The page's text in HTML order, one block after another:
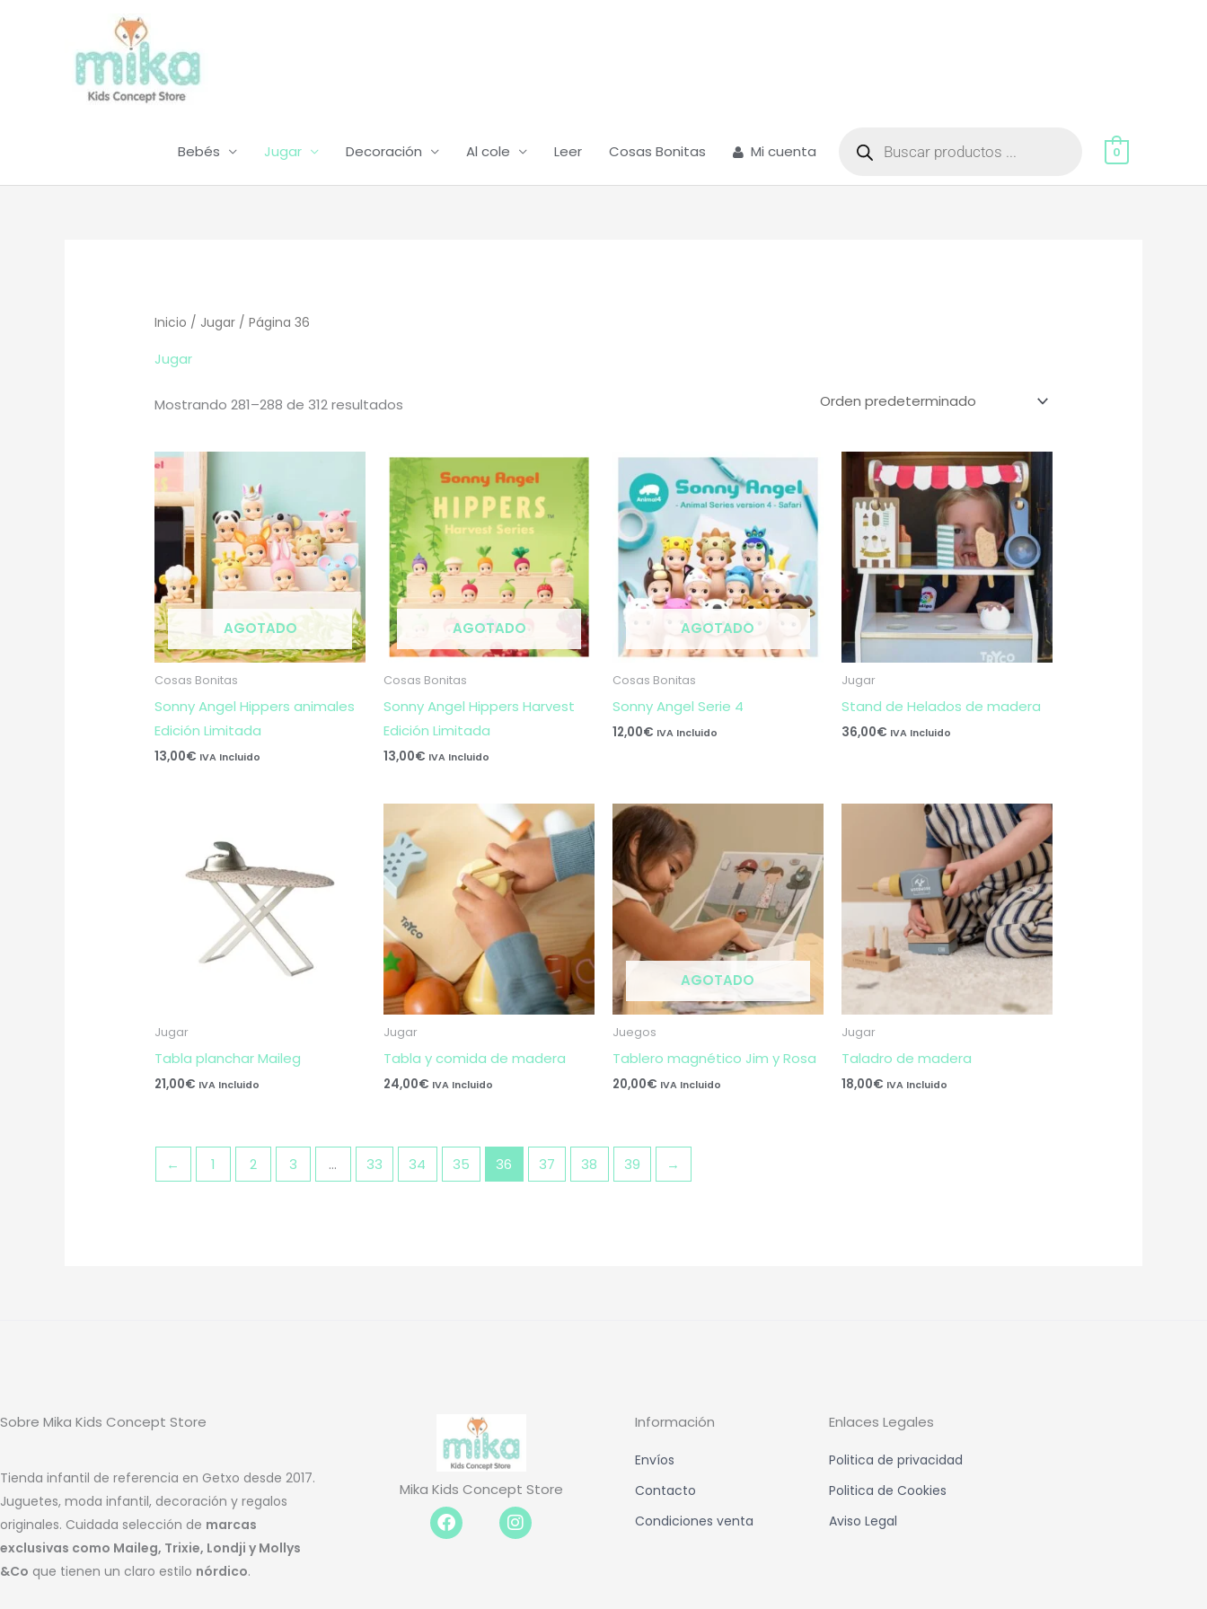
Bebés Jugar Decoración Al cole Leer Cosas Bonitas Mi cuenta productos 0
Inicio / Jugar / Página 36
Jugar
Mostrando 281–288 de 312 resultados
AGOTADO
Cosas Bonitas
Sonny Angel Hippers animales
Edición Limitada
13,00€ IVA Incluido
AGOTADO
Cosas Bonitas
Sonny Angel Hippers Harvest
Edición Limitada
13,00€ IVA Incluido
AGOTADO
Cosas Bonitas
Sonny Angel Serie 4
12,00€ IVA Incluido
Jugar
Stand de Helados de madera
36,00€ IVA Incluido
Jugar
Tabla planchar Maileg
21,00€ IVA Incluido
Jugar
Tabla y comida de madera
24,00€ IVA Incluido
AGOTADO
Juegos
Tablero magnético Jim y Rosa
20,00€ IVA Incluido
Jugar
Taladro de madera
18,00€ IVA Incluido
← 1 2 3 … 33 34 35 36 37 38 39 →
Sobre Mika Kids Concept Store
Tienda infantil de referencia en Getxo desde 2017.
Juguetes, moda infantil, decoración y regalos
originales. Cuidada selección de marcas
exclusivas como Maileg, Trixie, Londji y Mollys
&Co que tienen un claro estilo nórdico.
Mika Kids Concept Store
Facebook-
f
Instagram
Información
Envíos
Contacto
Condiciones venta
Enlaces Legales
Politica de privacidad
Politica de Cookies
Aviso Legal